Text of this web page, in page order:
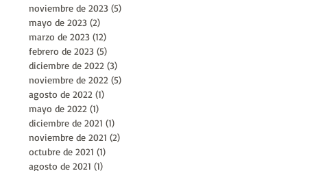
noviembre de 2023 (5)
mayo de 2023 (2)
marzo de 2023 (12)
febrero de 2023 (5)
diciembre de 2022 (3)
noviembre de 2022 (5)
agosto de 2022 (1)
mayo de 2022 (1)
diciembre de 2021 (1)
noviembre de 2021 (2)
octubre de 2021 (1)
agosto de 2021 (1)